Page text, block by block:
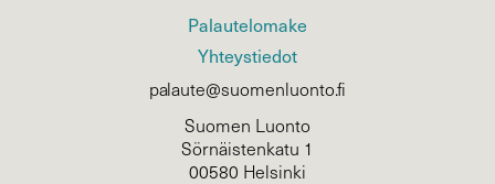
Palautelomake
Yhteystiedot
palaute@suomenluonto.fi
Suomen Luonto
Sörnäistenkatu 1
00580 Helsinki